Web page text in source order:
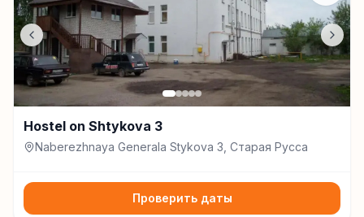
Hostel on Shtykova 3
Naberezhnaya Generala Stykova 3, Старая Русса
Проверить даты